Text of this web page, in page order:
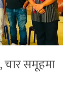
चार समूहमा